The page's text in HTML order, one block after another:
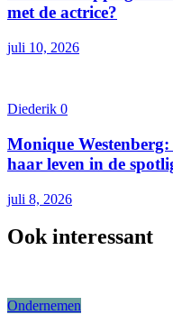
met de actrice?
juli 10, 2026
Diederik 0
Monique
haar leven in de
juli 8, 2026
Ook interessant
Ondernemen